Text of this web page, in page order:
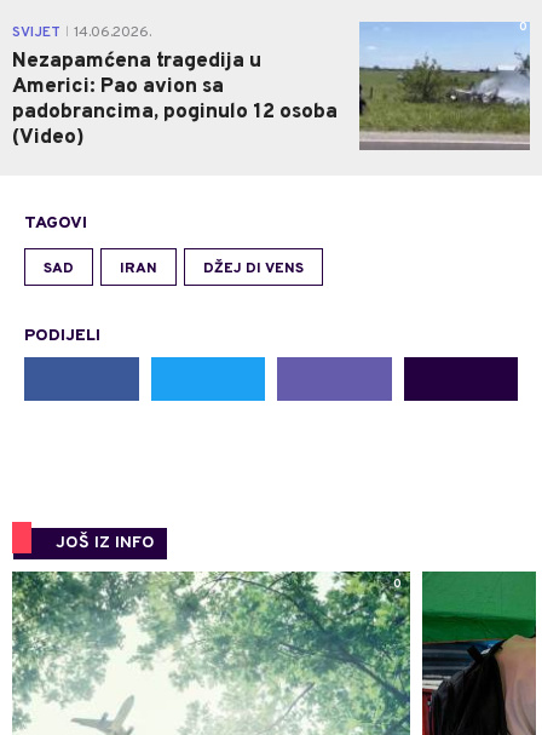
SVIJET 14.06.2026.
Nezapamćena tragedija u
Americi: Pao avion sa
padobrancima, poginulo 12 osoba
(Video)
0
TAGOVI
SAD IRAN DŽEJ DI VENS
PODIJELI
JOŠ IZ INFO
0